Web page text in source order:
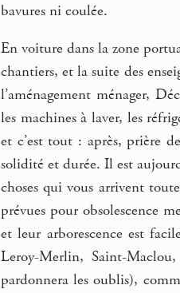
bavures ni coulée.
En voiture dans la zone
chantiers, et la suite des
l’aménagement ménager,
les machines à laver, les
et c’est tout : après, prière
solidité et durée. Il est
choses qui vous arrivent
prévues pour obsolescence
et leur arborescence est
Leroy-Merlin, Saint-
pardonnera les oublis),